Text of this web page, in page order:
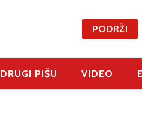
PODRŽI
DRUGI PIŠU VIDEO